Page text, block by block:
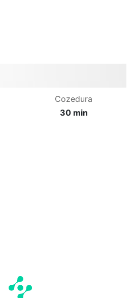
Cozedura
30 min